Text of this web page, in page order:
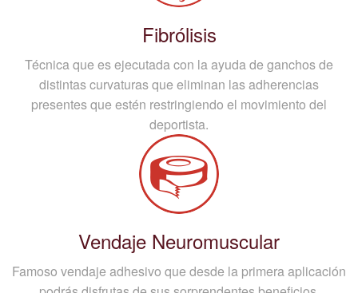
Fibrólisis
Técnica que es ejecutada con la ayuda de ganchos de
distintas curvaturas que eliminan las adherencias
presentes que estén restringiendo el movimiento del
deportista.
Vendaje Neuromuscular
Famoso vendaje adhesivo que desde la primera aplicación